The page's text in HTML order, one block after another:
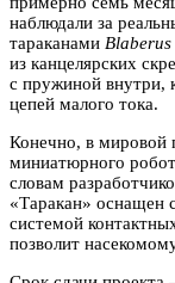
наблюдали за
тараканами
из канцелярских
с пружиной внутри,
цепей малого тока.
Конечно, в мировой
миниатюрного
словам
«Таракан» оснащен
системой
позволит